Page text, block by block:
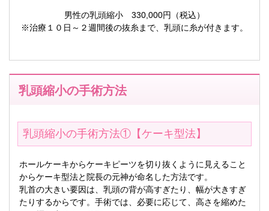
男性の乳頭縮小 330,000円（税込）
※治療１０日～２週間後の抜糸まで、乳頭に糸が付きます。
乳頭縮小の手術方法
乳頭縮小の手術方法①【ケーキ型法】
ホールケーキからケーキピーツを切り抜くように見えること
からケーキ型法と院長の元神が命名した方法です。
乳首の大きい要因は、乳頭の背が高すぎたり、幅が大きすぎ
たりするからです。手術では、必要に応じて、高さを縮めた